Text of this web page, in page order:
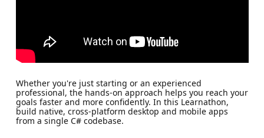
Whether you're just starting or an experienced
professional, the hands-on approach helps you reach your
goals faster and more confidently. In this Learnathon,
build native, cross-platform desktop and mobile apps
from a single C# codebase.